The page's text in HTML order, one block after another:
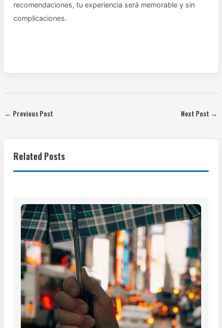
recomendaciones, tu experiencia será memorable y sin
complicaciones.
← Previous Post Next Post →
Related Posts